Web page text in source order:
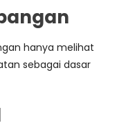
hanya melihat
sebagai dasar